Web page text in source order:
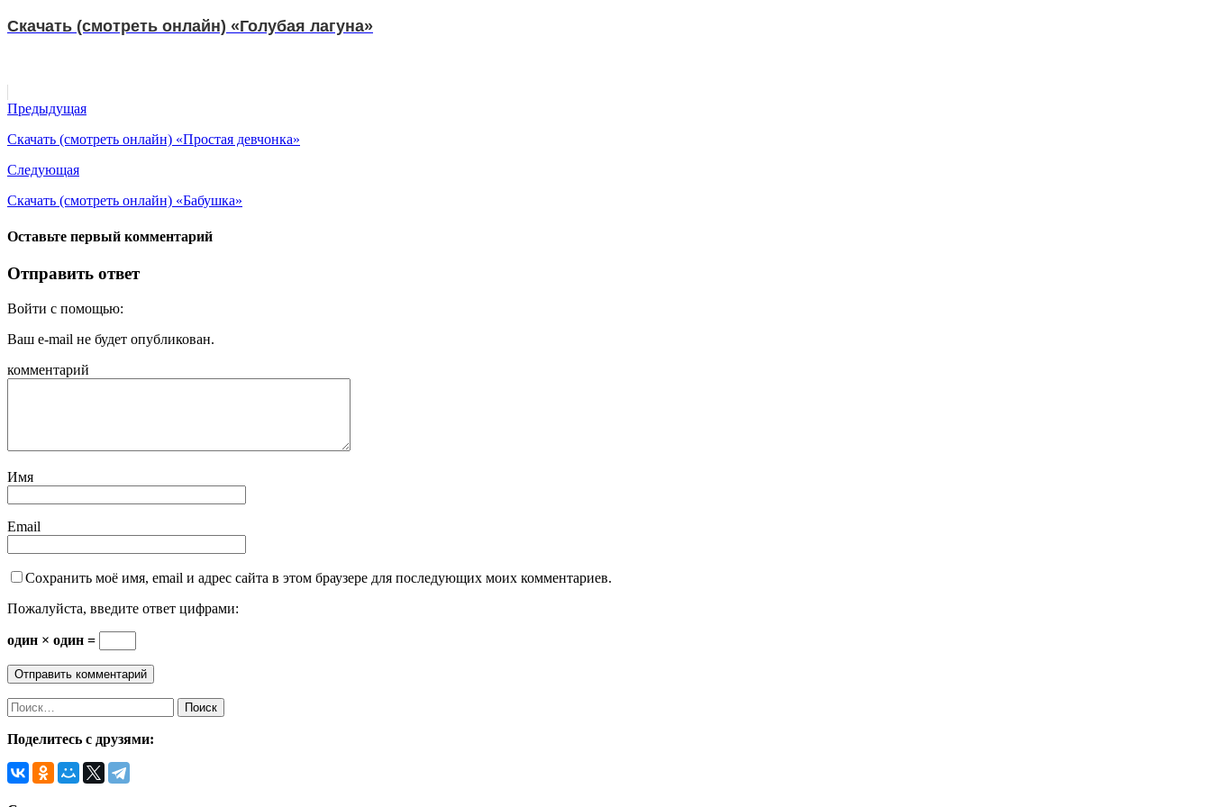
Скачать (смотреть онлайн) «Голубая лагуна»
Предыдущая
Скачать (смотреть онлайн) «Простая девчонка»
Следующая
Скачать (смотреть онлайн) «Бабушка»
Оставьте первый комментарий
Отправить ответ
Войти с помощью:
Ваш e-mail не будет опубликован.
комментарий
Имя
Email
Сохранить моё имя, email и адрес сайта в этом браузере для последующих моих комментариев.
Пожалуйста, введите ответ цифрами:
один × один =
Поделитесь с друзями: